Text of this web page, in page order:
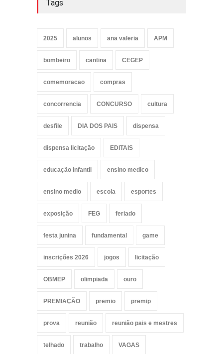
Tags
2025 alunos ana valeria APM
bombeiro cantina CEGEP
comemoracao compras
concorrencia CONCURSO cultura
desfile DIA DOS PAIS dispensa
dispensa licitação EDITAIS
educação infantil ensino medico
ensino medio escola esportes
exposição FEG feriado
festa junina fundamental game
inscrições 2026 jogos licitação
OBMEP olimpiada ouro
PREMIAÇÃO premio premip
prova reunião reunião pais e mestres
telhado trabalho VAGAS